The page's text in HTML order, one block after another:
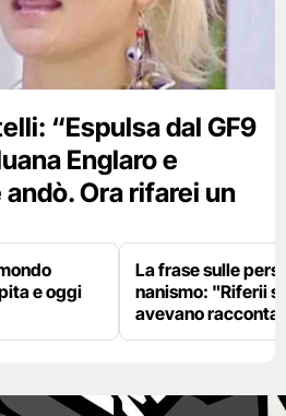
“Espulsa dal GF9
Englaro e
Ora rifarei un
e oggi
La frase sulle
nanismo: "Riferii
avevano